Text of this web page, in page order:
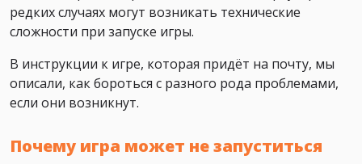
редких случаях могут возникать технические
сложности при запуске игры.
В инструкции к игре, которая придёт на почту, мы
описали, как бороться с разного рода проблемами,
если они возникнут.
Почему игра может не запуститься